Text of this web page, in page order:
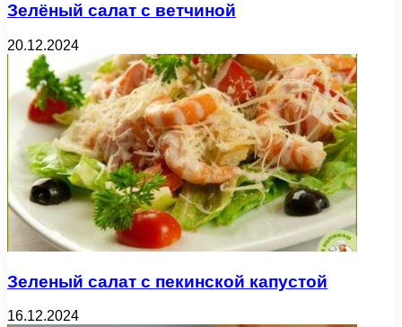
Зелёный салат с ветчиной
20.12.2024
Зеленый салат с пекинской капустой
16.12.2024